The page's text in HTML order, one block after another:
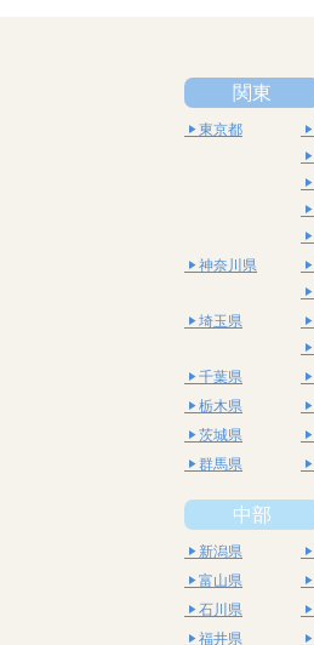
関東
東京都
神奈川県
埼玉県
千葉県
栃木県
茨城県
群馬県
中部
新潟県
富山県
石川県
福井県